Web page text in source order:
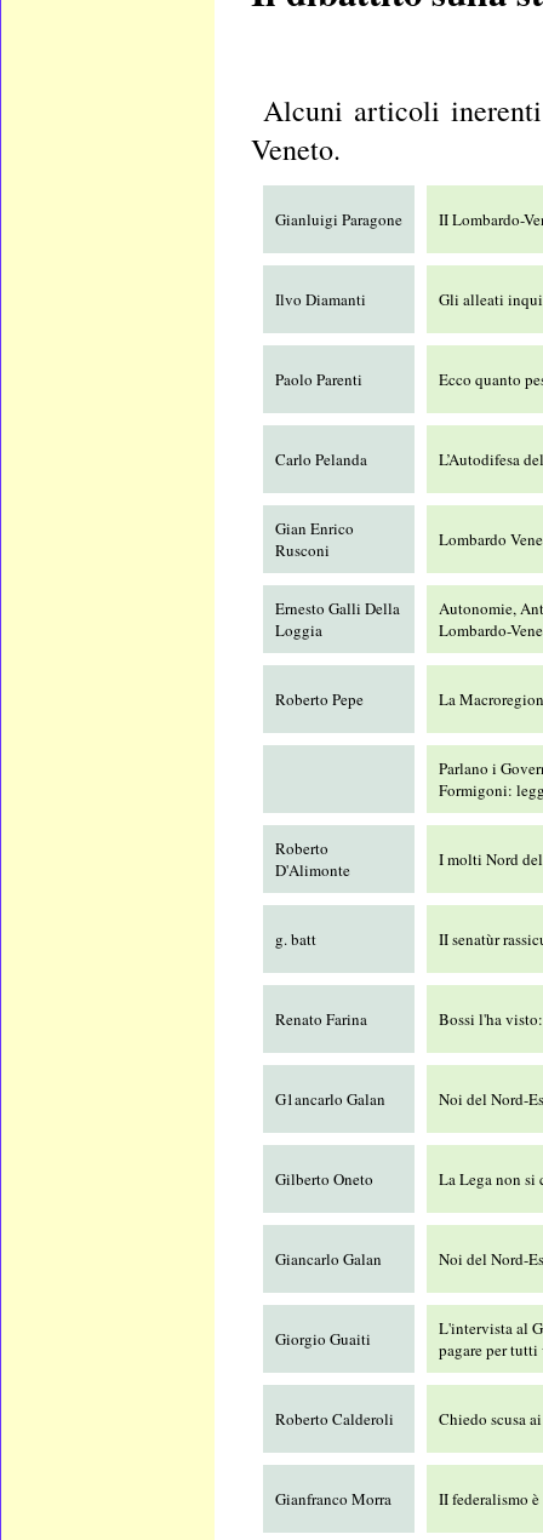
Alcuni articoli
Veneto.
Gianluigi Paragone II Lombardo-
Ilvo Diamanti Gli alleati
Paolo Parenti Ecco quanto
Carlo Pelanda L’Autodifesa
Gian Enrico
Rusconi
Lombardo
Ernesto Galli Della
Loggia
Autonomie,
Lombardo-
Roberto Pepe La
Parlano i
Formigoni:
Roberto
D'Alimonte
I molti Nord
g. batt II senatùr
Renato Farina Bossi l'ha
G1ancarlo Galan Noi del Nord-
Gilberto Oneto La Lega non si
Giancarlo Galan Noi del Nord-
Giorgio Guaiti
L'intervista al
pagare per
Roberto Calderoli Chiedo scusa
Gianfranco Morra II federalismo